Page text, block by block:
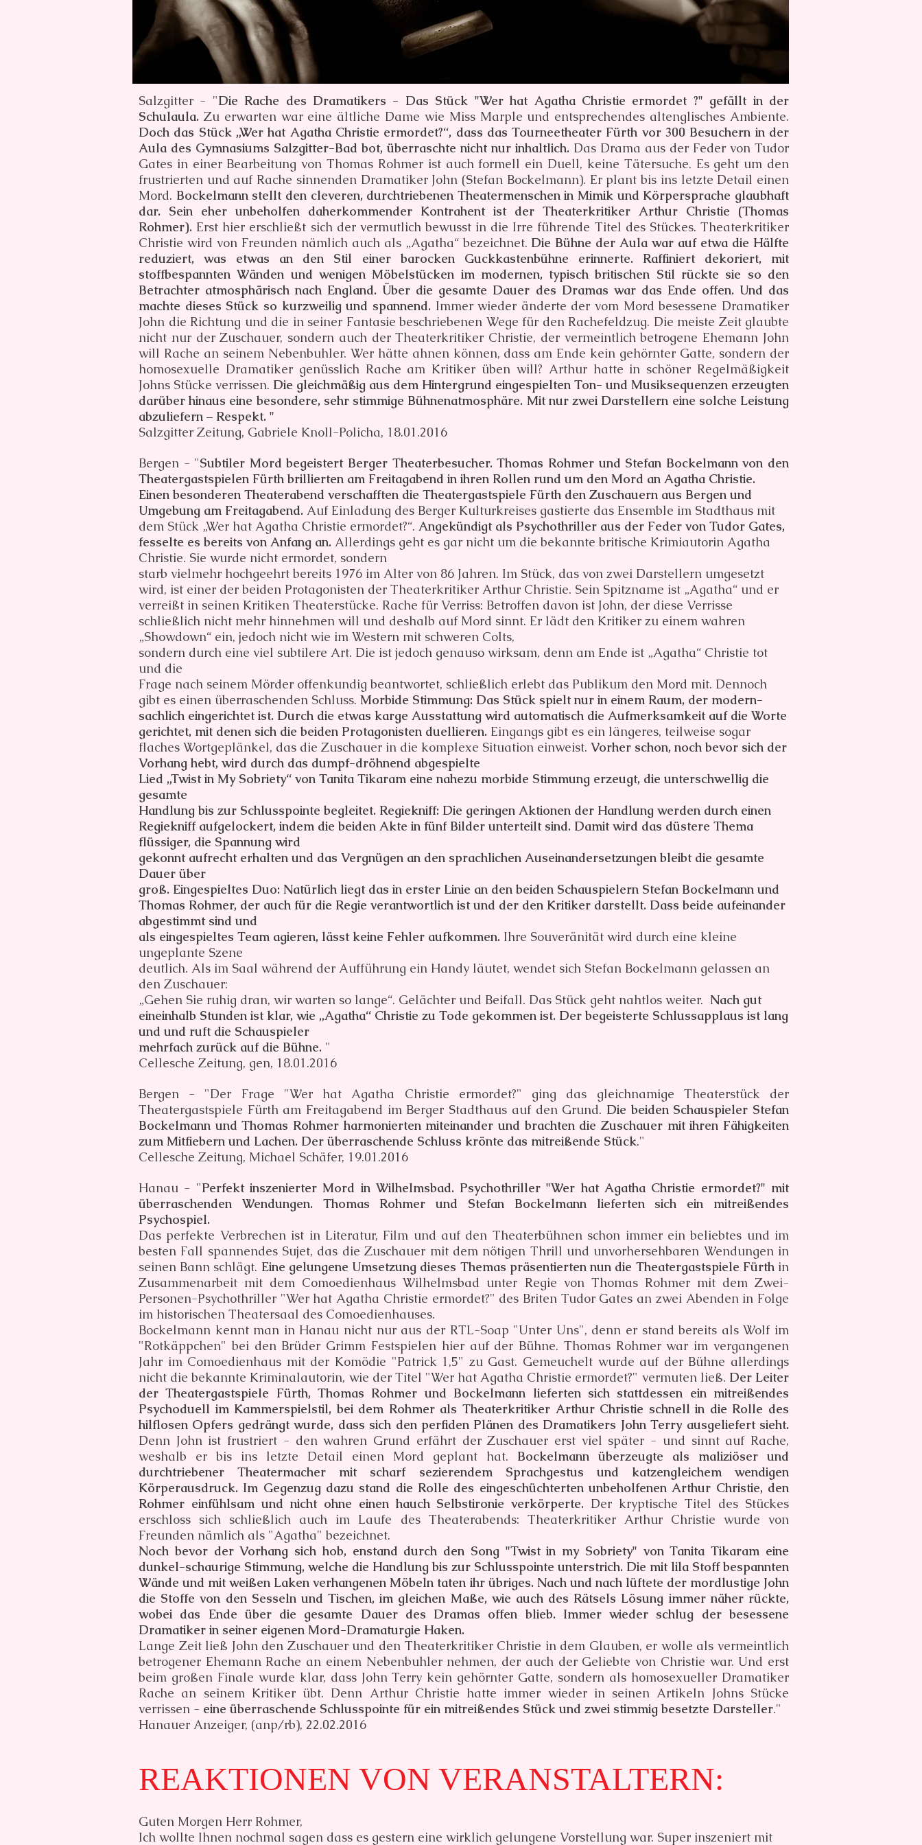
Salzgitter - "Die Rache des Dramatikers - Das Stück "Wer hat Agatha Christie ermordet ?" gefällt in der
Schulaula. Zu erwarten war eine ältliche Dame wie Miss Marple und entsprechendes altenglisches Ambiente.
Doch das Stück „Wer hat Agatha Christie ermordet?“, dass das Tourneetheater Fürth vor 300 Besuchern in der
Aula des Gymnasiums Salzgitter-Bad bot, überraschte nicht nur inhaltlich. Das Drama aus der Feder von Tudor
Gates in einer Bearbeitung von Thomas Rohmer ist auch formell ein Duell, keine Tätersuche. Es geht um den
frustrierten und auf Rache sinnenden Dramatiker John (Stefan Bockelmann). Er plant bis ins letzte Detail einen
Mord. Bockelmann stellt den cleveren, durchtriebenen Theatermenschen in Mimik und Körpersprache glaubhaft
dar. Sein eher unbeholfen daherkommender Kontrahent ist der Theaterkritiker Arthur Christie (Thomas
Rohmer). Erst hier erschließt sich der vermutlich bewusst in die Irre führende Titel des Stückes. Theaterkritiker
Christie wird von Freunden nämlich auch als „Agatha“ bezeichnet. Die Bühne der Aula war auf etwa die Hälfte
reduziert, was etwas an den Stil einer barocken Guckkastenbühne erinnerte. Raffiniert dekoriert, mit
stoffbespannten Wänden und wenigen Möbelstücken im modernen, typisch britischen Stil rückte sie so den
Betrachter atmosphärisch nach England. Über die gesamte Dauer des Dramas war das Ende offen. Und das
machte dieses Stück so kurzweilig und spannend. Immer wieder änderte der vom Mord besessene Dramatiker
John die Richtung und die in seiner Fantasie beschriebenen Wege für den Rachefeldzug. Die meiste Zeit glaubte
nicht nur der Zuschauer, sondern auch der Theaterkritiker Christie, der vermeintlich betrogene Ehemann John
will Rache an seinem Nebenbuhler. Wer hätte ahnen können, dass am Ende kein gehörnter Gatte, sondern der
homosexuelle Dramatiker genüsslich Rache am Kritiker üben will? Arthur hatte in schöner Regelmäßigkeit
Johns Stücke verrissen. Die gleichmäßig aus dem Hintergrund eingespielten Ton- und Musiksequenzen erzeugten
darüber hinaus eine besondere, sehr stimmige Bühnenatmosphäre. Mit nur zwei Darstellern eine solche Leistung
abzuliefern – Respekt. "
Salzgitter Zeitung, Gabriele Knoll-Policha, 18.01.2016
Bergen - "Subtiler Mord begeistert Berger Theaterbesucher. Thomas Rohmer und Stefan Bockelmann von den
Theatergastspielen Fürth brillierten am Freitagabend in ihren Rollen rund um den Mord an Agatha Christie.
Einen besonderen Theaterabend verschafften die Theatergastspiele Fürth den Zuschauern aus Bergen und
Umgebung am Freitagabend. Auf Einladung des Berger Kulturkreises gastierte das Ensemble im Stadthaus mit
dem Stück „Wer hat Agatha Christie ermordet?“. Angekündigt als Psychothriller aus der Feder von Tudor Gates,
fesselte es bereits von Anfang an. Allerdings geht es gar nicht um die bekannte britische Krimiautorin Agatha
Christie. Sie wurde nicht ermordet, sondern
starb vielmehr hochgeehrt bereits 1976 im Alter von 86 Jahren. Im Stück, das von zwei Darstellern umgesetzt
wird, ist einer der beiden Protagonisten der Theaterkritiker Arthur Christie. Sein Spitzname ist „Agatha“ und er
verreißt in seinen Kritiken Theaterstücke. Rache für Verriss: Betroffen davon ist John, der diese Verrisse
schließlich nicht mehr hinnehmen will und deshalb auf Mord sinnt. Er lädt den Kritiker zu einem wahren
„Showdown“ ein, jedoch nicht wie im Western mit schweren Colts,
sondern durch eine viel subtilere Art. Die ist jedoch genauso wirksam, denn am Ende ist „Agatha“ Christie tot
und die
Frage nach seinem Mörder offenkundig beantwortet, schließlich erlebt das Publikum den Mord mit. Dennoch
gibt es einen überraschenden Schluss. Morbide Stimmung: Das Stück spielt nur in einem Raum, der modern-
sachlich eingerichtet ist. Durch die etwas karge Ausstattung wird automatisch die Aufmerksamkeit auf die Worte
gerichtet, mit denen sich die beiden Protagonisten duellieren. Eingangs gibt es ein längeres, teilweise sogar
flaches Wortgeplänkel, das die Zuschauer in die komplexe Situation einweist. Vorher schon, noch bevor sich der
Vorhang hebt, wird durch das dumpf-dröhnend abgespielte
Lied „Twist in My Sobriety“ von Tanita Tikaram eine nahezu morbide Stimmung erzeugt, die unterschwellig die
gesamte
Handlung bis zur Schlusspointe begleitet. Regiekniff: Die geringen Aktionen der Handlung werden durch einen
Regiekniff aufgelockert, indem die beiden Akte in fünf Bilder unterteilt sind. Damit wird das düstere Thema
flüssiger, die Spannung wird
gekonnt aufrecht erhalten und das Vergnügen an den sprachlichen Auseinandersetzungen bleibt die gesamte
Dauer über
groß. Eingespieltes Duo: Natürlich liegt das in erster Linie an den beiden Schauspielern Stefan Bockelmann und
Thomas Rohmer, der auch für die Regie verantwortlich ist und der den Kritiker darstellt. Dass beide aufeinander
abgestimmt sind und
als eingespieltes Team agieren, lässt keine Fehler aufkommen. Ihre Souveränität wird durch eine kleine
ungeplante Szene
deutlich. Als im Saal während der Aufführung ein Handy läutet, wendet sich Stefan Bockelmann gelassen an
den Zuschauer:
„Gehen Sie ruhig dran, wir warten so lange“. Gelächter und Beifall. Das Stück geht nahtlos weiter. Nach gut
eineinhalb Stunden ist klar, wie „Agatha“ Christie zu Tode gekommen ist. Der begeisterte Schlussapplaus ist lang
und und ruft die Schauspieler
mehrfach zurück auf die Bühne. "
Cellesche Zeitung, gen, 18.01.2016
Bergen - "Der Frage "Wer hat Agatha Christie ermordet?" ging das gleichnamige Theaterstück der
Theatergastspiele Fürth am Freitagabend im Berger Stadthaus auf den Grund. Die beiden Schauspieler Stefan
Bockelmann und Thomas Rohmer harmonierten miteinander und brachten die Zuschauer mit ihren Fähigkeiten
zum Mitfiebern und Lachen. Der überraschende Schluss krönte das mitreißende Stück."
Cellesche Zeitung, Michael Schäfer, 19.01.2016
Hanau - "Perfekt inszenierter Mord in Wilhelmsbad. Psychothriller "Wer hat Agatha Christie ermordet?" mit
überraschenden Wendungen. Thomas Rohmer und Stefan Bockelmann lieferten sich ein mitreißendes
Psychospiel.
Das perfekte Verbrechen ist in Literatur, Film und auf den Theaterbühnen schon immer ein beliebtes und im
besten Fall spannendes Sujet, das die Zuschauer mit dem nötigen Thrill und unvorhersehbaren Wendungen in
seinen Bann schlägt. Eine gelungene Umsetzung dieses Themas präsentierten nun die Theatergastspiele Fürth in
Zusammenarbeit mit dem Comoedienhaus Wilhelmsbad unter Regie von Thomas Rohmer mit dem Zwei-
Personen-Psychothriller "Wer hat Agatha Christie ermordet?" des Briten Tudor Gates an zwei Abenden in Folge
im historischen Theatersaal des Comoedienhauses.
Bockelmann kennt man in Hanau nicht nur aus der RTL-Soap "Unter Uns", denn er stand bereits als Wolf im
"Rotkäppchen" bei den Brüder Grimm Festspielen hier auf der Bühne. Thomas Rohmer war im vergangenen
Jahr im Comoedienhaus mit der Komödie "Patrick 1,5" zu Gast. Gemeuchelt wurde auf der Bühne allerdings
nicht die bekannte Kriminalautorin, wie der Titel "Wer hat Agatha Christie ermordet?" vermuten ließ. Der Leiter
der Theatergastspiele Fürth, Thomas Rohmer und Bockelmann lieferten sich stattdessen ein mitreißendes
Psychoduell im Kammerspielstil, bei dem Rohmer als Theaterkritiker Arthur Christie schnell in die Rolle des
hilflosen Opfers gedrängt wurde, dass sich den perfiden Plänen des Dramatikers John Terry ausgeliefert sieht.
Denn John ist frustriert - den wahren Grund erfährt der Zuschauer erst viel später - und sinnt auf Rache,
weshalb er bis ins letzte Detail einen Mord geplant hat. Bockelmann überzeugte als maliziöser und
durchtriebener Theatermacher mit scharf sezierendem Sprachgestus und katzengleichem wendigen
Körperausdruck. Im Gegenzug dazu stand die Rolle des eingeschüchterten unbeholfenen Arthur Christie, den
Rohmer einfühlsam und nicht ohne einen hauch Selbstironie verkörperte. Der kryptische Titel des Stückes
erschloss sich schließlich auch im Laufe des Theaterabends: Theaterkritiker Arthur Christie wurde von
Freunden nämlich als "Agatha" bezeichnet.
Noch bevor der Vorhang sich hob, enstand durch den Song "Twist in my Sobriety" von Tanita Tikaram eine
dunkel-schaurige Stimmung, welche die Handlung bis zur Schlusspointe unterstrich. Die mit lila Stoff bespannten
Wände und mit weißen Laken verhangenen Möbeln taten ihr übriges. Nach und nach lüftete der mordlustige John
die Stoffe von den Sesseln und Tischen, im gleichen Maße, wie auch des Rätsels Lösung immer näher rückte,
wobei das Ende über die gesamte Dauer des Dramas offen blieb. Immer wieder schlug der besessene
Dramatiker in seiner eigenen Mord-Dramaturgie Haken.
Lange Zeit ließ John den Zuschauer und den Theaterkritiker Christie in dem Glauben, er wolle als vermeintlich
betrogener Ehemann Rache an einem Nebenbuhler nehmen, der auch der Geliebte von Christie war. Und erst
beim großen Finale wurde klar, dass John Terry kein gehörnter Gatte, sondern als homosexueller Dramatiker
Rache an seinem Kritiker übt. Denn Arthur Christie hatte immer wieder in seinen Artikeln Johns Stücke
verrissen - eine überraschende Schlusspointe für ein mitreißendes Stück und zwei stimmig besetzte Darsteller."
Hanauer Anzeiger, (anp/rb), 22.02.2016
REAKTIONEN VON VERANSTALTERN:
Guten Morgen Herr Rohmer,
Ich wollte Ihnen nochmal sagen dass es gestern eine wirklich gelungene Vorstellung war. Super inszeniert mit